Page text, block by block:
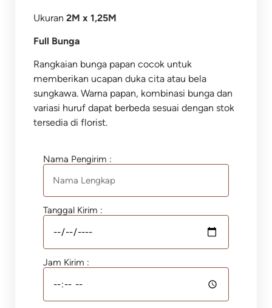
Ukuran 2M x 1,25M
Full Bunga
Rangkaian bunga papan cocok untuk
memberikan ucapan duka cita atau bela
sungkawa. Warna papan, kombinasi bunga dan
variasi huruf dapat berbeda sesuai dengan stok
tersedia di florist.
Nama Pengirim :
Tanggal Kirim :
Jam Kirim :